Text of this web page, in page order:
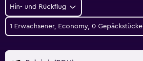
Hin- und Rückflug
1 Erwachsener, Economy, 0 Gepäckstücke